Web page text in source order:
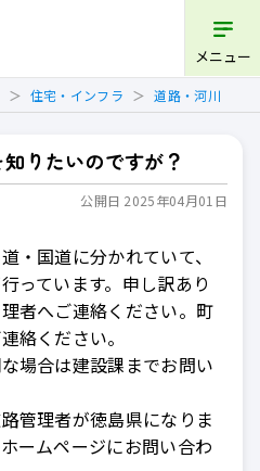
メニュー
住宅・インフラ 道路・河川
りたいのですが？
公開日 2025年04月01日
・国道に分かれていて、
っています。申し訳あり
者へご連絡ください。町
絡ください。
場合は建設課までお問い
管理者が徳島県になりま
ームページにお問い合わ